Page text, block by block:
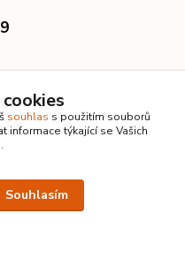
vyhrazena ·
souhlas s použitím souborů
informace týkající se Vašich
Souhlasím